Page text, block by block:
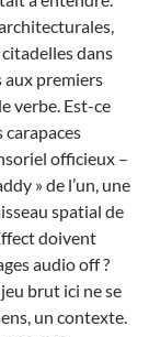
citadelles dans
aux premiers
verbe. Est-ce
carapaces
officieux –
» de l’un, une
spatial de
doivent
audio off ?
brut ici ne se
un contexte.